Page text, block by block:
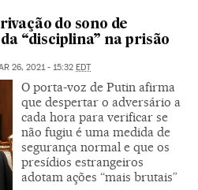
do sono de
“disciplina” na prisão
26, 2021 - 15:32 EDT
O porta-voz de Putin afirma
que despertar o adversário a
cada hora para verificar se
não fugiu é uma medida de
segurança normal e que os
presídios estrangeiros
adotam ações “mais brutais”